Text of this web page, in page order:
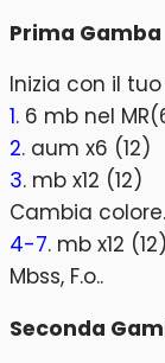
Prima Gamba
Inizia con il
1. 6 mb nel
2. aum x6 (12)
3. mb x12 (12)
Cambia colore.
4-7. mb x12 (12)
Mbss, F.o..
Seconda